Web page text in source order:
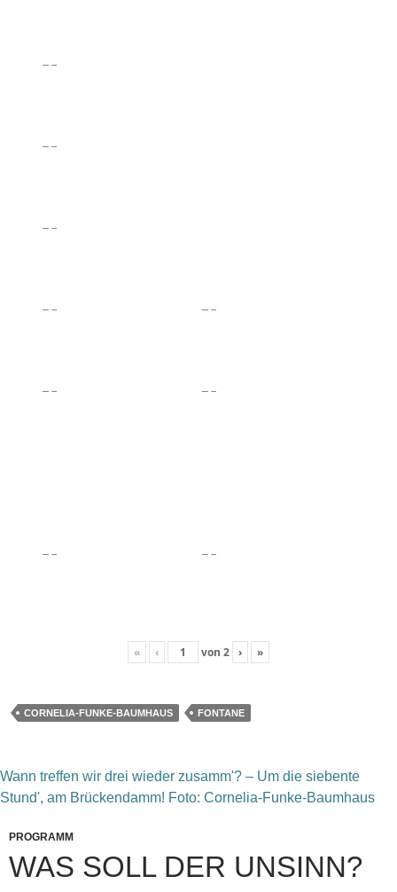
« ‹ von 2 › »
CORNELIA-FUNKE-BAUMHAUS FONTANE
Wann treffen wir drei wieder zusamm'? – Um die siebente
Stund', am Brückendamm! Foto: Cornelia-Funke-Baumhaus
PROGRAMM
WAS SOLL DER UNSINN?